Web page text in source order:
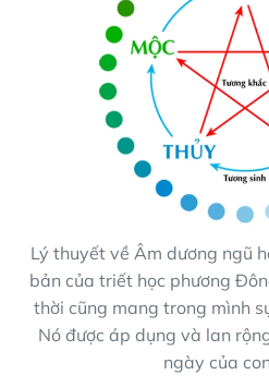
Lý thuyết về Âm dương ngũ
bản của triết học phương
thời cũng mang trong mình
Nó được áp dụng và lan
ngày của